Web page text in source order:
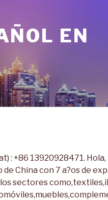
EN
: +86 13920928471.
China con 7 a?os de
sectores